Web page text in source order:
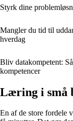
Styrk dine
Mangler du tid til
hverdag
Bliv datakompetent:
kompetencer
Læring i små
En af de store fordele